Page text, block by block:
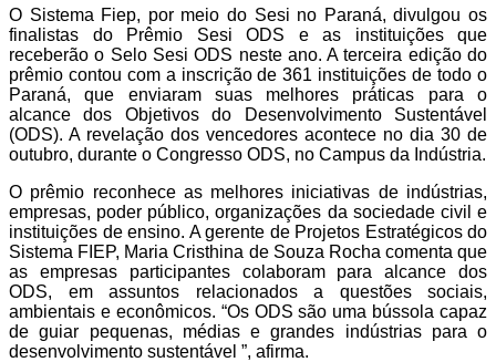
O Sistema Fiep, por meio do Sesi no Paraná, divulgou os
finalistas do Prêmio Sesi ODS e as instituições que
receberão o Selo Sesi ODS neste ano. A terceira edição do
prêmio contou com a inscrição de 361 instituições de todo o
Paraná, que enviaram suas melhores práticas para o
alcance dos Objetivos do Desenvolvimento Sustentável
(ODS). A revelação dos vencedores acontece no dia 30 de
outubro, durante o Congresso ODS, no Campus da Indústria.
O prêmio reconhece as melhores iniciativas de indústrias,
empresas, poder público, organizações da sociedade civil e
instituições de ensino. A gerente de Projetos Estratégicos do
Sistema FIEP, Maria Cristhina de Souza Rocha comenta que
as empresas participantes colaboram para alcance dos
ODS, em assuntos relacionados a questões sociais,
ambientais e econômicos. “Os ODS são uma bússola capaz
de guiar pequenas, médias e grandes indústrias para o
desenvolvimento sustentável ”, afirma.